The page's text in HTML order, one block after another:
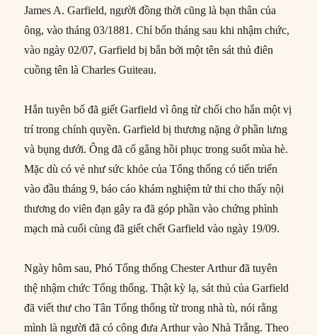
James A. Garfield, người đồng thời cũng là bạn thân của
ông, vào tháng 03/1881. Chỉ bốn tháng sau khi nhậm chức,
vào ngày 02/07, Garfield bị bắn bởi một tên sát thủ điên
cuồng tên là Charles Guiteau.
Hắn tuyên bố đã giết Garfield vì ông từ chối cho hắn một vị
trí trong chính quyền. Garfield bị thương nặng ở phần lưng
và bụng dưới. Ông đã cố gắng hồi phục trong suốt mùa hè.
Mặc dù có vẻ như sức khỏe của Tổng thống có tiến triển
vào đầu tháng 9, báo cáo khám nghiệm tử thi cho thấy nội
thương do viên đạn gây ra đã góp phần vào chứng phình
mạch mà cuối cùng đã giết chết Garfield vào ngày 19/09.
Ngày hôm sau, Phó Tổng thống Chester Arthur đã tuyên
thệ nhậm chức Tổng thống. Thật kỳ lạ, sát thủ của Garfield
đã viết thư cho Tân Tổng thống từ trong nhà tù, nói rằng
mình là người đã có công đưa Arthur vào Nhà Trắng. Theo